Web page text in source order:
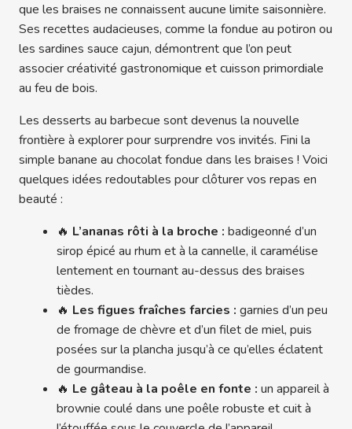
que les braises ne connaissent aucune limite saisonnière.
Ses recettes audacieuses, comme la fondue au potiron ou
les sardines sauce cajun, démontrent que l’on peut
associer créativité gastronomique et cuisson primordiale
au feu de bois.
Les desserts au barbecue sont devenus la nouvelle
frontière à explorer pour surprendre vos invités. Fini la
simple banane au chocolat fondue dans les braises ! Voici
quelques idées redoutables pour clôturer vos repas en
beauté :
🔥 L’ananas rôti à la broche : badigeonné d’un
sirop épicé au rhum et à la cannelle, il caramélise
lentement en tournant au-dessus des braises
tièdes.
🔥 Les figues fraîches farcies : garnies d’un peu
de fromage de chèvre et d’un filet de miel, puis
posées sur la plancha jusqu’à ce qu’elles éclatent
de gourmandise.
🔥 Le gâteau à la poêle en fonte : un appareil à
brownie coulé dans une poêle robuste et cuit à